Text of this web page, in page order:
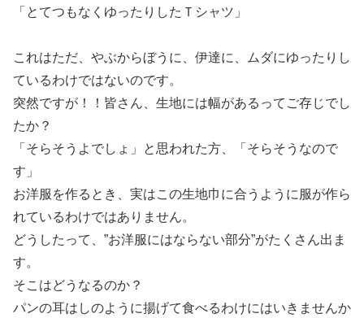
「とてつもなくゆったりしたＴシャツ」
これはただ、やぶからぼうに、伊達に、ムダにゆったりし
ているわけではないのです。
突然ですが！！皆さん、生地には幅があるってご存じでし
たか？
「そらそうよでしょ」と思われた方、「そらそうなので
す」
お洋服を作るとき、実はこの生地巾に合うように服が作ら
れているわけではありません。
どうしたって、”お洋服にはならない部分”がたくさん出ま
す。
そこはどうなるのか？
パンの耳はしのように揚げて食べるわけにはいきませんか